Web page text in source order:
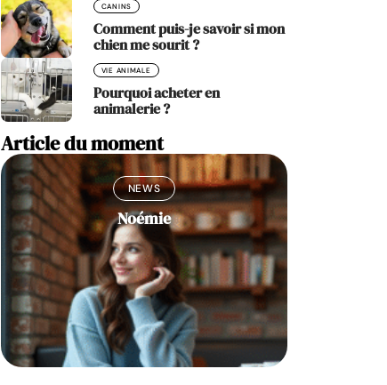
CANINS
Comment puis-je savoir si mon
chien me sourit ?
VIE ANIMALE
Pourquoi acheter en
animalerie ?
Article du moment
NEWS
Noémie